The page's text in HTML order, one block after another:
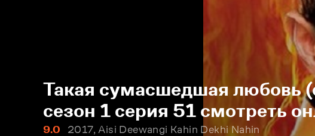
Такая сумасшедшая любовь
сезон 1 серия 51 смотреть
9.0
2017, Aisi Deewangi Kahin Dekhi Nahin